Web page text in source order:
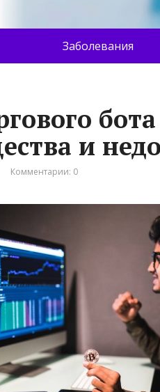
Заболевания
и
Комментарии: 0